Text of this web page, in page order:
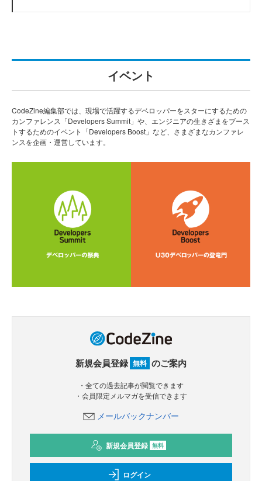
イベント
CodeZine編集部では、現場で活躍するデベロッパーをスターにするための
カンファレンス「Developers Summit」や、エンジニアの生きざまをブース
トするためのイベント「Developers Boost」など、さまざまなカンファレ
ンスを企画・運営しています。
新規会員登録 無料 のご案内
・全ての過去記事が閲覧できます
・会員限定メルマガを受信できます
メールバックナンバー
新規会員登録 無料
ログイン